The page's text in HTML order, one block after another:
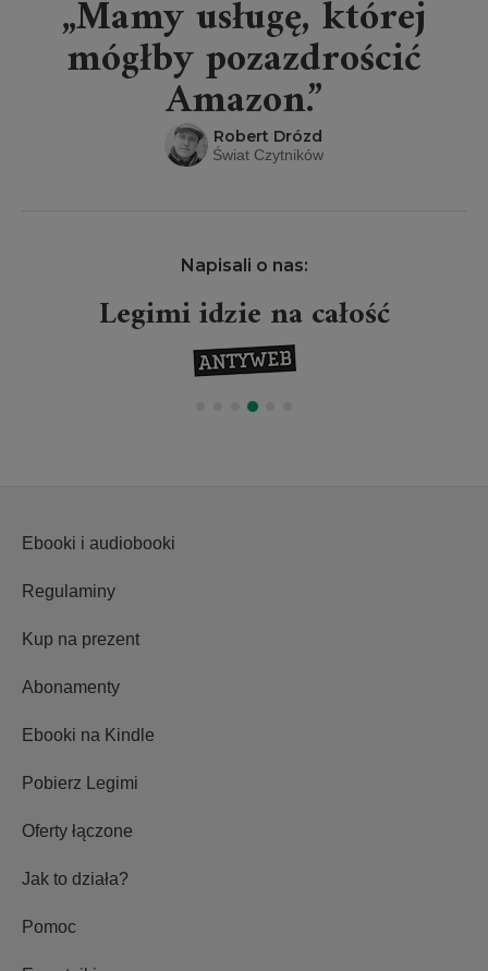
„Mamy usługę, której
mógłby pozazdrościć
Amazon.”
Robert Drózd
Świat Czytników
Napisali o nas:
Legimi idzie na całość
Ebooki i audiobooki
Regulaminy
Kup na prezent
Abonamenty
Ebooki na Kindle
Pobierz Legimi
Oferty łączone
Jak to działa?
Pomoc